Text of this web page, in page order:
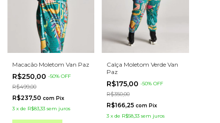
Macacão Moletom Van Paz
R$250,00 -50% OFF
R$499,00
R$237,50 com Pix
3 x de R$83,33 sem juros
Calça Moletom Verde Van
Paz
R$175,00-50%OFF
R$350,00
R$166,25com Pix
3 xde R$58,33 sem juros